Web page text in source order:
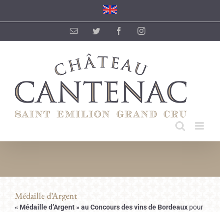
Email Twitter FacebookInstagram
Médaille d’Argent
« Médaille d’Argent » au Concours des vins de Bordeaux pour